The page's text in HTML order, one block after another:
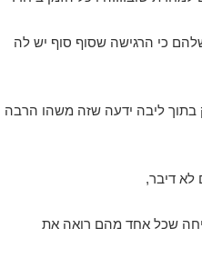
כי הרגישה שסוף סוף יש לה
בתוך ליבה ידעה שזה משהו הרבה
לא דיבר,
שכל אחד מהם רואה את